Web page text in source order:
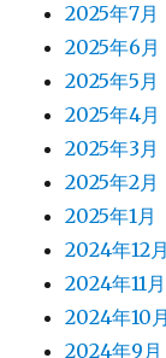
2025年7月
2025年6月
2025年5月
2025年4月
2025年3月
2025年2月
2025年1月
2024年12月
2024年11月
2024年10月
2024年9月